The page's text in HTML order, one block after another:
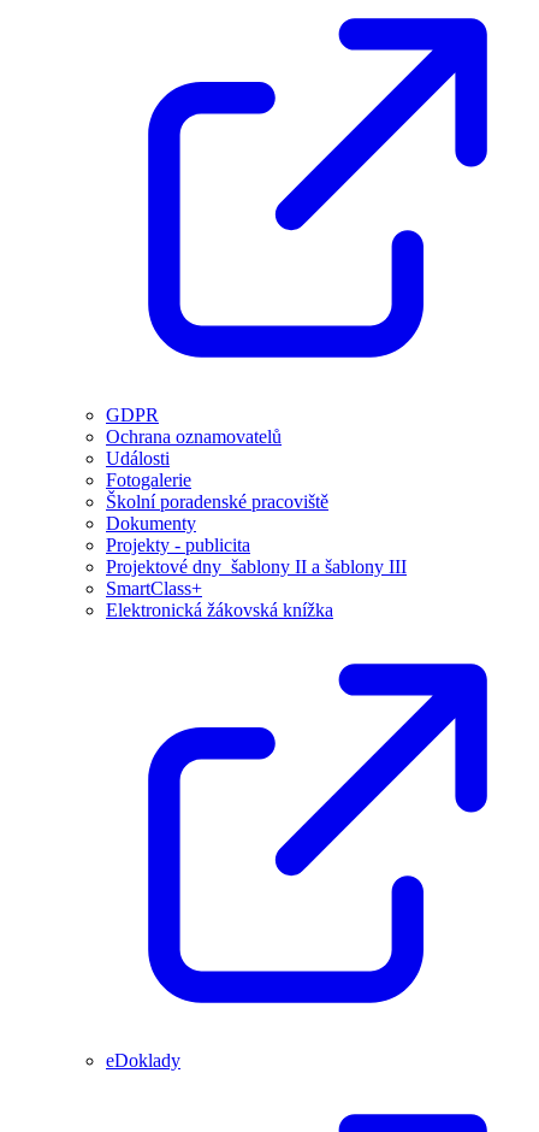
GDPR
Ochrana oznamovatelů
Události
Fotogalerie
Školní poradenské pracoviště
Dokumenty
Projekty - publicita
Projektové dny_šablony II a šablony III
SmartClass+
Elektronická žákovská knížka
eDoklady